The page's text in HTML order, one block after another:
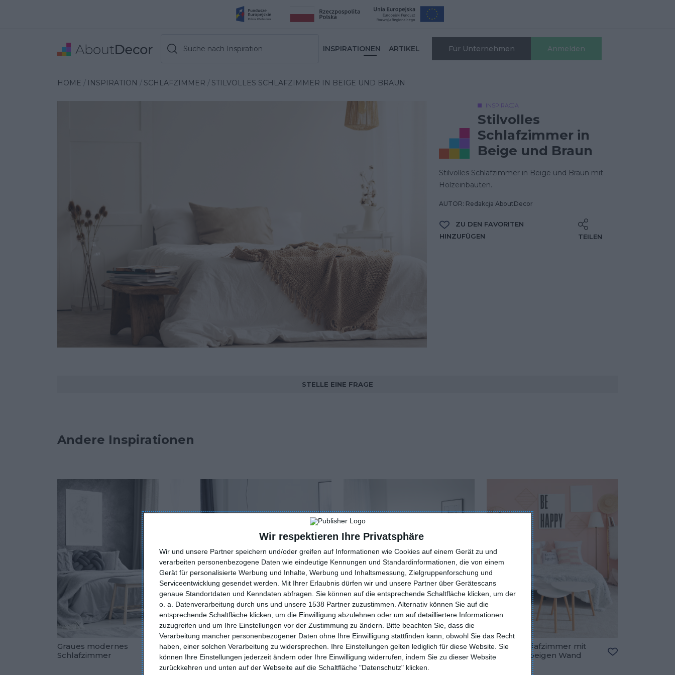
Wir respektieren Ihre Privatsphäre
Wir und unsere Partner speichern und/oder greifen auf Informationen wie Cookies auf einem Gerät zu und
verarbeiten personenbezogene Daten wie eindeutige Kennungen und Standardinformationen, die von einem
Gerät für personalisierte Werbung und Inhalte, Werbung und Inhaltsmessung, Zielgruppenforschung und
Serviceentwicklung gesendet werden.
Mit Ihrer Erlaubnis dürfen wir und unsere Partner über Gerätescans
genaue Standortdaten und Kenndaten abfragen. Sie können auf die entsprechende Schaltfläche klicken, um der
o. a. Datenverarbeitung durch uns und unsere 1538 Partner zuzustimmen. Alternativ können Sie auf die
entsprechende Schaltfläche klicken, um die Einwilligung abzulehnen oder um auf detailliertere Informationen
zuzugreifen und um Ihre Einstellungen vor der Zustimmung zu ändern.
Bitte beachten Sie, dass die
Verarbeitung mancher personenbezogener Daten ohne Ihre Einwilligung stattfinden kann, obwohl Sie das Recht
haben, einer solchen Verarbeitung zu widersprechen. Ihre Einstellungen gelten lediglich für diese Website. Sie
können Ihre Einstellungen jederzeit ändern oder Ihre Einwilligung widerrufen, indem Sie zu dieser Website
zurückkehren und unten auf der Webseite auf die Schaltfläche "Datenschutz" klicken.
Suche nach Inspiration INSPIRATIONEN ARTIKEL Für Unternehmen Anmelden
HOME INSPIRATION SCHLAFZIMMER STILVOLLES SCHLAFZIMMER IN BEIGE UND BRAUN
INSPIRACJA
Stilvolles
Schlafzimmer in
Beige und Braun
Stilvolles Schlafzimmer in Beige und Braun mit
Holzeinbauten.
AUTOR: Redakcja AboutDecor
HINZUFÜGEN
TEILEN
STELLE EINE FRAGE
Andere Inspirationen
Graues modernes
Schlafzimmer
Zu den Favoriten hinzufügen
Kleines Schlafzimmer mit
grauen und grünen
Accessoires
Zu den Favoriten hinzufügen
Modernes Schlafzimmer in
Grau und Weiß
Zu den Favoriten hinzufügen
Kleines Schlafzimmer mit
einer rosa-beigen Wand